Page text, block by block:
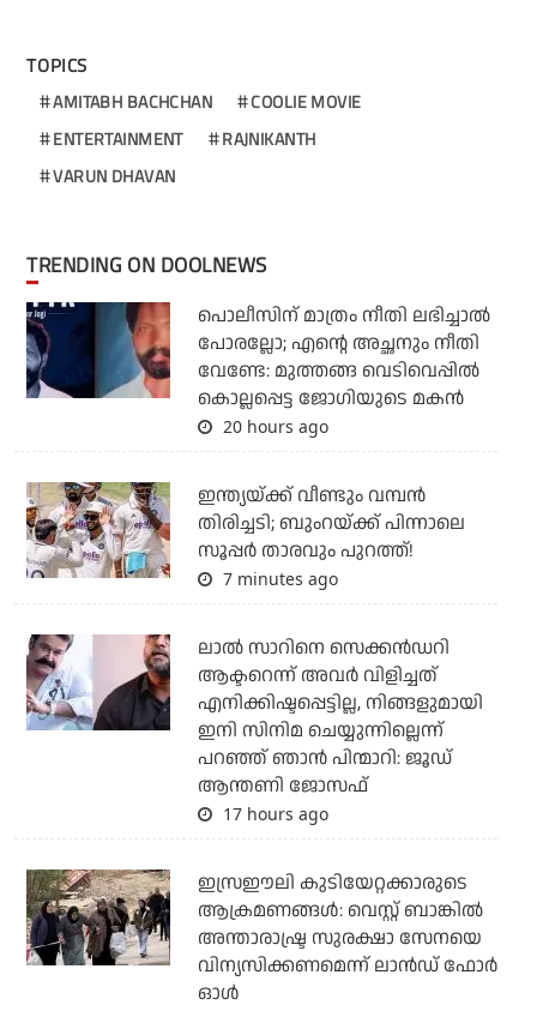
TOPICS
AMITABH BACHCHAN
COOLIE MOVIE
ENTERTAINMENT
RAJNIKANTH
VARUN DHAVAN
TRENDING ON DOOLNEWS
പൊലീസിന് മാത്രം നീതി ലഭിച്ചാല്‍
പോരല്ലോ; എന്റെ അച്ഛനും നീതി
വേണ്ടേ: മുത്തങ്ങ വെടിവെപ്പില്‍
കൊല്ലപ്പെട്ട ജോഗിയുടെ മകന്‍
20 hours ago
ഇന്ത്യയ്ക്ക് വീണ്ടും വമ്പന്‍
തിരിച്ചടി; ബുംറയ്ക്ക് പിന്നാലെ
സൂപ്പര്‍ താരവും പുറത്ത്!
7 minutes ago
ലാല്‍ സാറിനെ സെക്കന്‍ഡറി
ആക്ടറെന്ന് അവര്‍ വിളിച്ചത്
എനിക്കിഷ്ടപ്പെട്ടില്ല, നിങ്ങളുമായി
ഇനി സിനിമ ചെയ്യുന്നില്ലെന്ന്
പറഞ്ഞ് ഞാന്‍ പിന്മാറി: ജൂഡ്
ആന്തണി ജോസഫ്
17 hours ago
ഇസ്രഈലി കുടിയേറ്റക്കാരുടെ
ആക്രമണങ്ങള്‍: വെസ്റ്റ് ബാങ്കില്‍
അന്താരാഷ്ട്ര സുരക്ഷാ സേനയെ
വിന്യസിക്കണമെന്ന് ലാന്‍ഡ് ഫോര്‍
ഓള്‍